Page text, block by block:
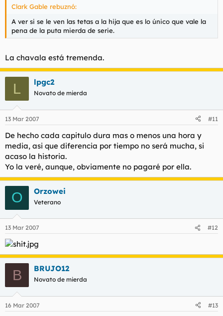
Clark Gable rebuznó:
A ver si se le ven las tetas a la hija que es lo único que vale la
pena de la puta mierda de serie.
La chavala está tremenda.
L lpgc2
Novato de mierda
13 Mar 2007 #11
De hecho cada capitulo dura mas o menos una hora y
media, asi que diferencia por tiempo no será mucha, si
acaso la historia.
Yo la veré, aunque, obviamente no pagaré por ella.
O Orzowei
Veterano
13 Mar 2007 #12
B BRUJO12
Novato de mierda
16 Mar 2007 #13